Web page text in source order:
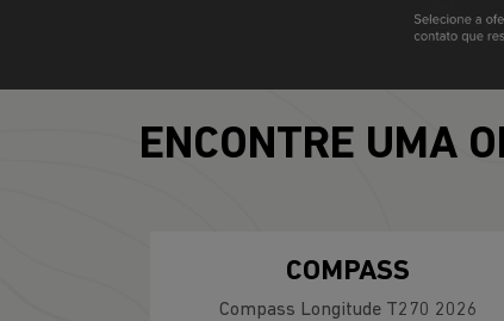
ENCONTRE UMA
COMPASS
Compass Longitude T270 2026